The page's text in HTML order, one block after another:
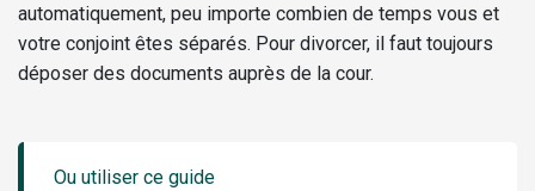
automatiquement, peu importe combien de temps vous et
votre conjoint êtes séparés. Pour divorcer, il faut toujours
déposer des documents auprès de la cour.
Guide
Sidebar
Ou utiliser ce guide